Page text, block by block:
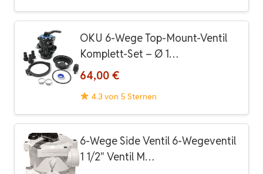
OKU 6-Wege Top-Mount-Ventil
Komplett-Set – Ø 1…
64,00 €
4.3 von 5 Sternen
6-Wege Side Ventil 6-Wegeventil
1 1/2" Ventil M…